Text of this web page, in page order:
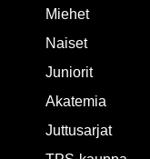
Miehet
Naiset
Juniorit
Akatemia
Juttusarjat